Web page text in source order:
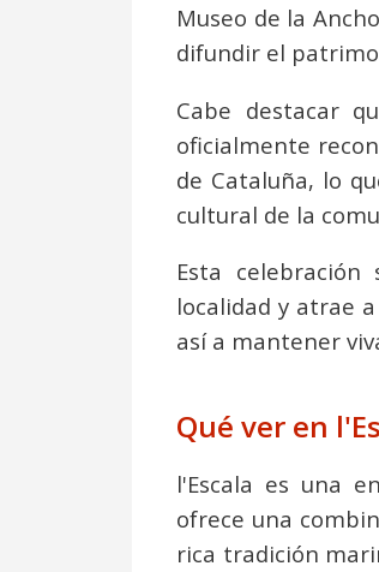
Museo de la
difundir el
Cabe destacar
oficialmente
de Cataluña, lo
cultural de la
Esta
localidad y atrae
así a mantener
Qué ver en
l'Escala es una
ofrece una
rica tradición